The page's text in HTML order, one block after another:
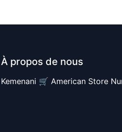
À propos de nous
Kemenani 🛒 American Store